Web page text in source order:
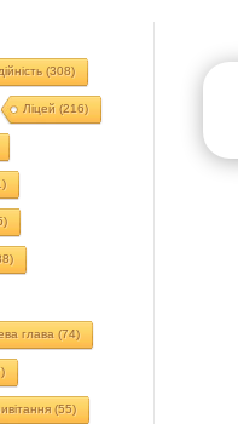
(308)
Ліцей (216)
глава (74)
(55)